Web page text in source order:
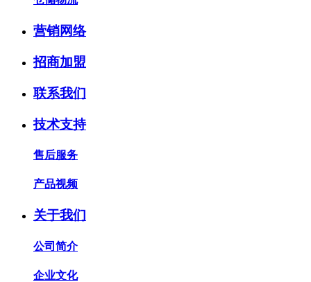
营销网络
招商加盟
联系我们
技术支持
售后服务
产品视频
关于我们
公司简介
企业文化